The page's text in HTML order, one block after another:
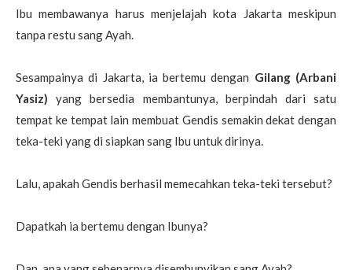
Ibu membawanya harus menjelajah kota Jakarta meskipun
tanpa restu sang Ayah.
Sesampainya di Jakarta, ia bertemu dengan Gilang (Arbani
Yasiz) yang bersedia membantunya, berpindah dari satu
tempat ke tempat lain membuat Gendis semakin dekat dengan
teka-teki yang di siapkan sang Ibu untuk dirinya.
Lalu, apakah Gendis berhasil memecahkan teka-teki tersebut?
Dapatkah ia bertemu dengan Ibunya?